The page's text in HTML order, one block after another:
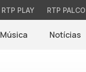
RTP PLAY RTP PALCO
Música Notícias